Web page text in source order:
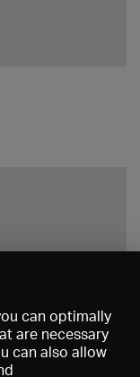
can optimally
are necessary
can also allow